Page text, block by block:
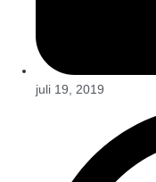
juli 19, 2019